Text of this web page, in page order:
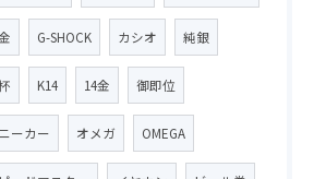
G-SHOCK カシオ 純銀
K14 14金 御即位
ーカー オメガ OMEGA